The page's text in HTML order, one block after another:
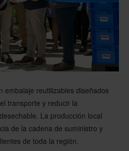
embalaje reutilizables diseñados
transporte y reducir la
La producción local
de la cadena de suministro y
de toda la región.